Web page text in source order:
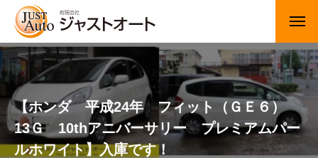
トップページ
新車
中古車・未使用車
【ホンダ 平成24年 フィット（ＧＥ６）
13Ｇ 10thアニバーサリー プレミアムパー
ルホワイト】入庫です！